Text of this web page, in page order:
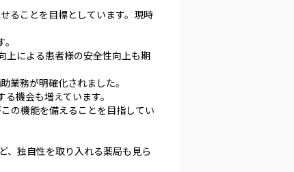
ることを目標としています。現時
上による患者様の安全性向上も期
業務が明確化されました。
機会も増えています。
の機能を備えることを目指してい
、独自性を取り入れる薬局も見ら